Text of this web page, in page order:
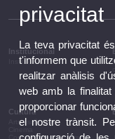
Institucional
Institucional
Cultura
Arts escèniques
Conferències i debats
privacitat
La teva privacitat
t'informem que
realitzar anàlisis
web amb la
proporcionar
el nostre trànsit.